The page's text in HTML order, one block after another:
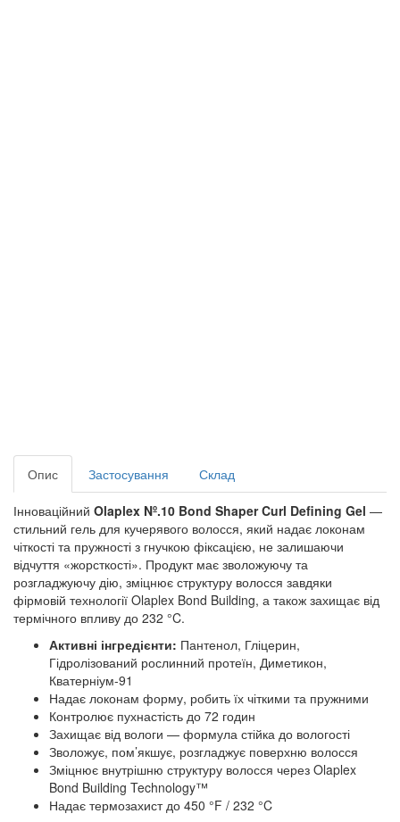
Опис Застосування Склад
Інноваційний Olaplex Nº.10 Bond Shaper Curl Defining Gel —
стильний гель для кучерявого волосся, який надає локонам
чіткості та пружності з гнучкою фіксацією, не залишаючи
відчуття «жорсткості». Продукт має зволожуючу та
розгладжуючу дію, зміцнює структуру волосся завдяки
фірмовій технології Olaplex Bond Building, а також захищає від
термічного впливу до 232 °C.
Активні інгредієнти: Пантенол, Гліцерин,
Гідролізований рослинний протеїн, Диметикон,
Кватерніум-91
Надає локонам форму, робить їх чіткими та пружними
Контролює пухнастість до 72 годин
Захищає від вологи — формула стійка до вологості
Зволожує, пом’якшує, розгладжує поверхню волосся
Зміцнює внутрішню структуру волосся через Olaplex
Bond Building Technology™
Надає термозахист до 450 °F / 232 °C